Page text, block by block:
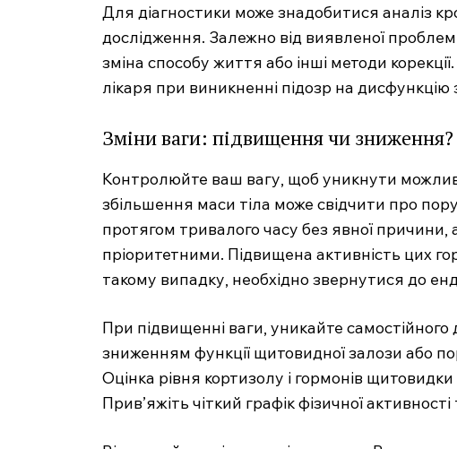
Для діагностики може знадобитися аналіз
дослідження. Залежно від виявленої
зміна способу життя або інші методи
лікаря при виникненні підозр на дисфункцію
Зміни ваги: підвищення чи зниження?
Контролюйте ваш вагу, щоб уникнути
збільшення маси тіла може свідчити про
протягом тривалого часу без явної
пріоритетними. Підвищена активність цих
такому випадку, необхідно звернутися до
При підвищенні ваги, уникайте
зниженням функції щитовидної залози або
Оцінка рівня кортизолу і гормонів
Прив’яжіть чіткий графік фізичної